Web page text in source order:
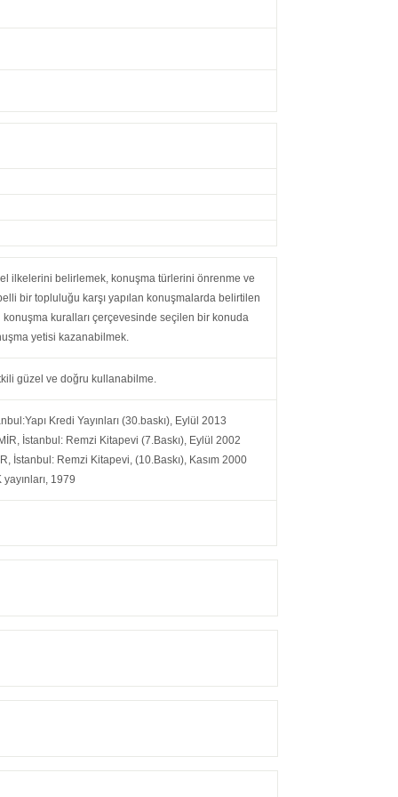
ilkelerini belirlemek, konuşma türlerini önrenme ve
bir topluluğu karşı yapılan konuşmalarda belirtilen
kuralları çerçevesinde seçilen bir konuda
yetisi kazanabilmek.
güzel ve doğru kullanabilme.
Kredi Yayınları (30.baskı), Eylül 2013
İstanbul: Remzi Kitapevi (7.Baskı), Eylül 2002
İstanbul: Remzi Kitapevi, (10.Baskı), Kasım 2000
1979